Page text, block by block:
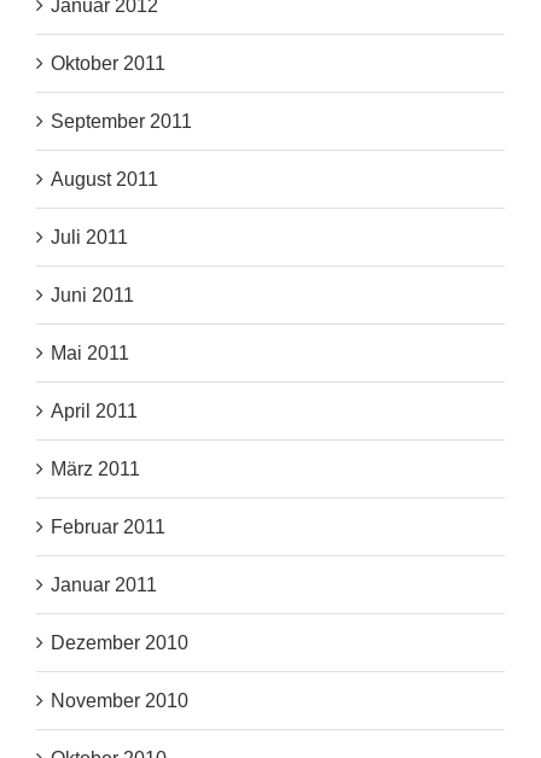
Januar 2012
Oktober 2011
September 2011
August 2011
Juli 2011
Juni 2011
Mai 2011
April 2011
März 2011
Februar 2011
Januar 2011
Dezember 2010
November 2010